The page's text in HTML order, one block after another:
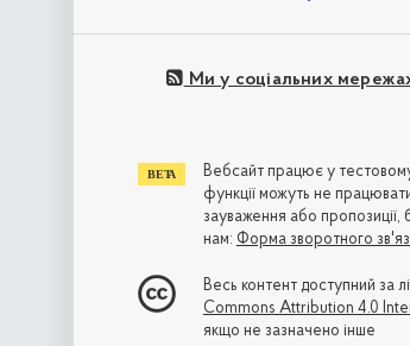
Ми у соціальних
Вебсайт працює у
функції можуть не
зауваження або пропозиції,
нам: Форма зворотного
Весь контент доступний за
Commons Attribution 4.0
якщо не зазначено інше